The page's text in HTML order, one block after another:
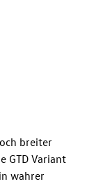
breiter
GTD Variant
wahrer